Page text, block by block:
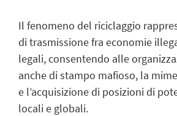
Il fenomeno del riciclaggio
di trasmissione fra economie
legali, consentendo alle
anche di stampo mafioso, la
e l’acquisizione di posizioni di
locali e globali.